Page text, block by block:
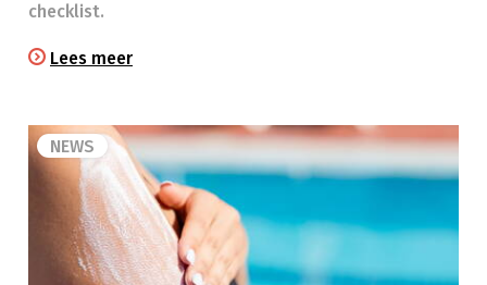
checklist.
Lees meer
NEWS